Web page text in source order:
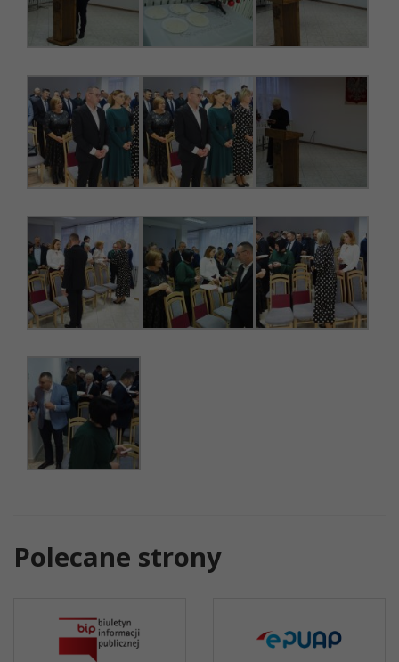
Polecane strony